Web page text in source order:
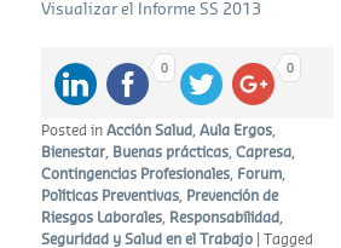
Visualizar el Informe SS 2013
0 0
Posted in Acción Salud ,Aula Ergos
Bienestar Buenas prácticas ,Capresa
Contingencias Profesionales Forum
Políticas Preventivas Prevención de
Riesgos Laborales Responsabilidad
Seguridad y Salud en el Trabajo |Tagged